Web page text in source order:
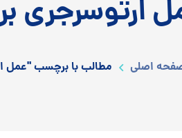
ارتوسرجری
اصلی مطالب با برچسب "عمل